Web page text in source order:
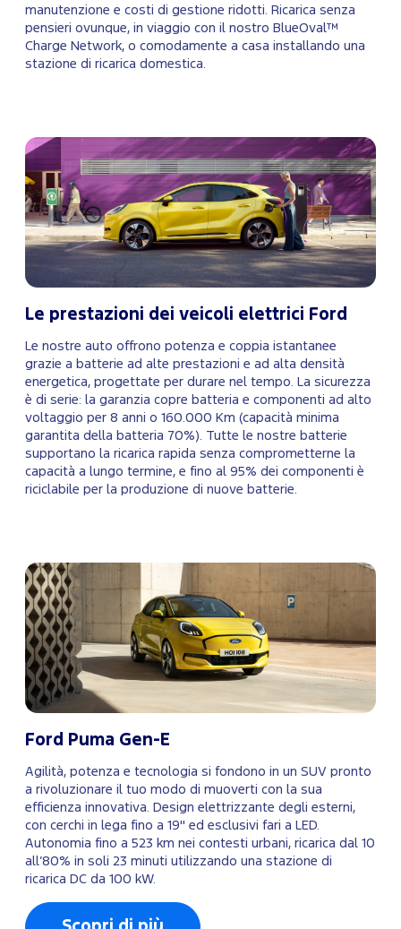
manutenzione e costi di gestione ridotti. Ricarica senza
pensieri ovunque, in viaggio con il nostro BlueOval™
Charge Network, o comodamente a casa installando una
stazione di ricarica domestica.
Le prestazioni dei veicoli elettrici Ford
Le nostre auto offrono potenza e coppia istantanee
grazie a batterie ad alte prestazioni e ad alta densità
energetica, progettate per durare nel tempo. La sicurezza
è di serie: la garanzia copre batteria e componenti ad alto
voltaggio per 8 anni o 160.000 Km (capacità minima
garantita della batteria 70%). Tutte le nostre batterie
supportano la ricarica rapida senza comprometterne la
capacità a lungo termine, e fino al 95% dei componenti è
riciclabile per la produzione di nuove batterie.
Ford Puma Gen-E
Agilità, potenza e tecnologia si fondono in un SUV pronto
a rivoluzionare il tuo modo di muoverti con la sua
efficienza innovativa. Design elettrizzante degli esterni,
con cerchi in lega fino a 19" ed esclusivi fari a LED.
Autonomia fino a 523 km nei contesti urbani, ricarica dal 10
all’80% in soli 23 minuti utilizzando una stazione di
ricarica DC da 100 kW.